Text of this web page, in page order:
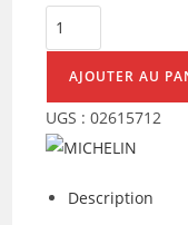
quantité
de
PNEU
MICHELIN
110/80-
14
(CITYGRIP
AJOUTER AU
UGS :02615712
Description